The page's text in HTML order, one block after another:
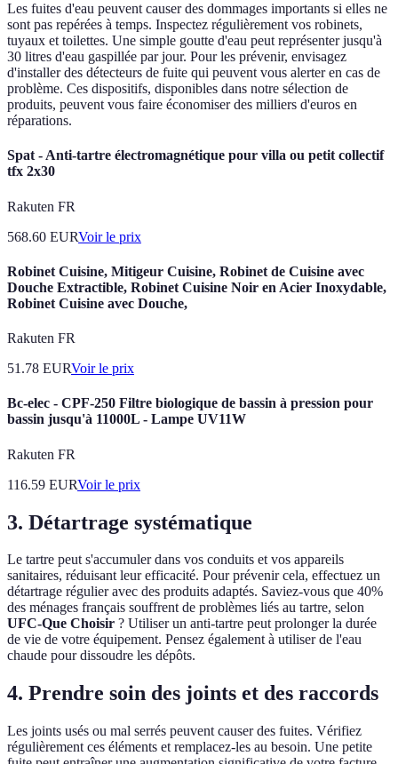
Les fuites d'eau peuvent causer des dommages importants si elles ne
sont pas repérées à temps. Inspectez régulièrement vos robinets,
tuyaux et toilettes. Une simple goutte d'eau peut représenter jusqu'à
30 litres d'eau gaspillée par jour. Pour les prévenir, envisagez
d'installer des détecteurs de fuite qui peuvent vous alerter en cas de
problème. Ces dispositifs, disponibles dans notre sélection de
produits, peuvent vous faire économiser des milliers d'euros en
réparations.
Spat - Anti-tartre électromagnétique pour villa ou petit collectif
tfx 2x30
Rakuten FR
568.60 EURVoir le prix
Robinet Cuisine, Mitigeur Cuisine, Robinet de Cuisine avec
Douche Extractible, Robinet Cuisine Noir en Acier Inoxydable,
Robinet Cuisine avec Douche,
Rakuten FR
51.78 EURVoir le prix
Bc-elec - CPF-250 Filtre biologique de bassin à pression pour
bassin jusqu'à 11000L - Lampe UV11W
Rakuten FR
116.59 EURVoir le prix
3. Détartrage systématique
Le tartre peut s'accumuler dans vos conduits et vos appareils
sanitaires, réduisant leur efficacité. Pour prévenir cela, effectuez un
détartrage régulier avec des produits adaptés. Saviez-vous que 40%
des ménages français souffrent de problèmes liés au tartre, selon
UFC-Que Choisir ? Utiliser un anti-tartre peut prolonger la durée
de vie de votre équipement. Pensez également à utiliser de l'eau
chaude pour dissoudre les dépôts.
4. Prendre soin des joints et des raccords
Les joints usés ou mal serrés peuvent causer des fuites. Vérifiez
régulièrement ces éléments et remplacez-les au besoin. Une petite